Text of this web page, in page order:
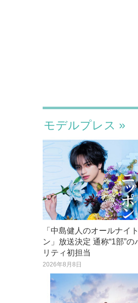
モデルプレス
「中島健人のオールナイ
ン」放送決定 通称“1部”の
リティ初担当
2026年8月8日